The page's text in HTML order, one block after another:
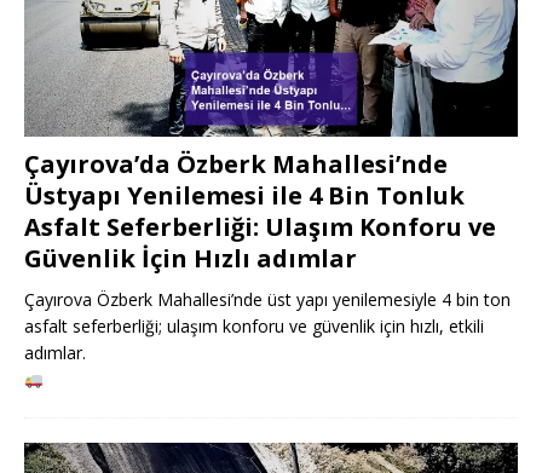
Çayırova’da Özberk Mahallesi’nde
Üstyapı Yenilemesi ile 4 Bin Tonluk
Asfalt Seferberliği: Ulaşım Konforu ve
Güvenlik İçin Hızlı adımlar
Çayırova Özberk Mahallesi’nde üst yapı yenilemesiyle 4 bin ton
asfalt seferberliği; ulaşım konforu ve güvenlik için hızlı, etkili
adımlar.